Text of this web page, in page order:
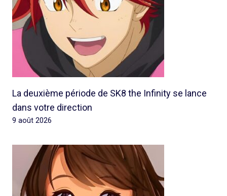
La deuxième période de SK8 the Infinity se lance
dans votre direction
9 août 2026